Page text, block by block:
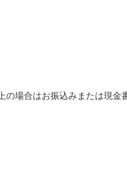
場合はお振込みまたは現金